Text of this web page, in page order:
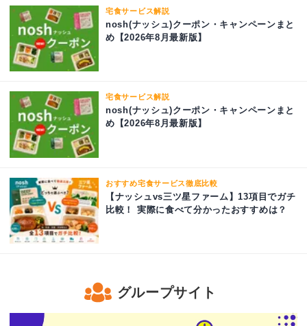
宅食サービス解説
nosh(ナッシュ)クーポン・キャンペーンまと
め【2026年8月最新版】
宅食サービス解説
nosh(ナッシュ)クーポン・キャンペーンまと
め【2026年8月最新版】
おすすめ宅食サービス徹底比較
【ナッシュvs三ツ星ファーム】13項目でガチ
比較！ 実際に食べて分かったおすすめは？
グループサイト